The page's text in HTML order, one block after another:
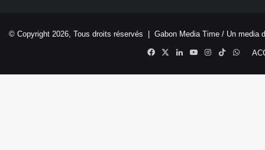
© Copyright 2026, Tous droits réservés | Gabon Media Time / Un media
Facebook
X LinkedinYouTubeInstagram
TikTok